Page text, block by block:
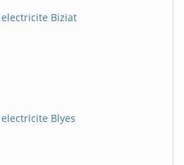
Biziat
Blyes